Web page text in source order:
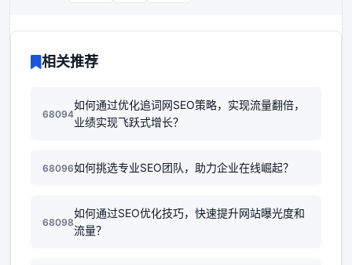
相关推荐
68094
如何通过优化追词网SEO策略，实现流量翻倍，
业绩实现飞跃式增长？
68096如何挑选专业SEO团队，助力企业在线崛起？
68098
如何通过SEO优化技巧，快速提升网站曝光度和
流量？